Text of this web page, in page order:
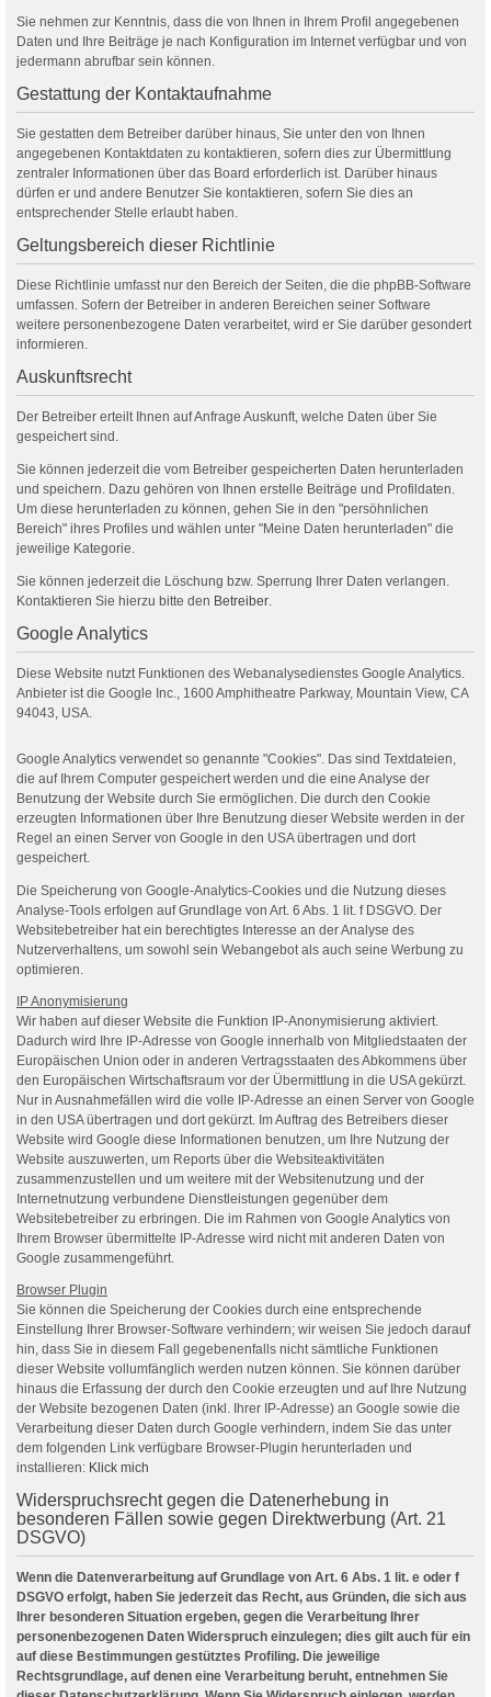
Sie nehmen zur Kenntnis, dass die von Ihnen in Ihrem Profil angegebenen
Daten und Ihre Beiträge je nach Konfiguration im Internet verfügbar und von
jedermann abrufbar sein können.
Gestattung der Kontaktaufnahme
Sie gestatten dem Betreiber darüber hinaus, Sie unter den von Ihnen
angegebenen Kontaktdaten zu kontaktieren, sofern dies zur Übermittlung
zentraler Informationen über das Board erforderlich ist. Darüber hinaus
dürfen er und andere Benutzer Sie kontaktieren, sofern Sie dies an
entsprechender Stelle erlaubt haben.
Geltungsbereich dieser Richtlinie
Diese Richtlinie umfasst nur den Bereich der Seiten, die die phpBB-Software
umfassen. Sofern der Betreiber in anderen Bereichen seiner Software
weitere personenbezogene Daten verarbeitet, wird er Sie darüber gesondert
informieren.
Auskunftsrecht
Der Betreiber erteilt Ihnen auf Anfrage Auskunft, welche Daten über Sie
gespeichert sind.
Sie können jederzeit die vom Betreiber gespeicherten Daten herunterladen
und speichern. Dazu gehören von Ihnen erstelle Beiträge und Profildaten.
Um diese herunterladen zu können, gehen Sie in den "persöhnlichen
Bereich" ihres Profiles und wählen unter "Meine Daten herunterladen" die
jeweilige Kategorie.
Sie können jederzeit die Löschung bzw. Sperrung Ihrer Daten verlangen.
Kontaktieren Sie hierzu bitte den Betreiber.
Google Analytics
Diese Website nutzt Funktionen des Webanalysedienstes Google Analytics.
Anbieter ist die Google Inc., 1600 Amphitheatre Parkway, Mountain View, CA
94043, USA.
Google Analytics verwendet so genannte "Cookies". Das sind Textdateien,
die auf Ihrem Computer gespeichert werden und die eine Analyse der
Benutzung der Website durch Sie ermöglichen. Die durch den Cookie
erzeugten Informationen über Ihre Benutzung dieser Website werden in der
Regel an einen Server von Google in den USA übertragen und dort
gespeichert.
Die Speicherung von Google-Analytics-Cookies und die Nutzung dieses
Analyse-Tools erfolgen auf Grundlage von Art. 6 Abs. 1 lit. f DSGVO. Der
Websitebetreiber hat ein berechtigtes Interesse an der Analyse des
Nutzerverhaltens, um sowohl sein Webangebot als auch seine Werbung zu
optimieren.
IP Anonymisierung
Wir haben auf dieser Website die Funktion IP-Anonymisierung aktiviert.
Dadurch wird Ihre IP-Adresse von Google innerhalb von Mitgliedstaaten der
Europäischen Union oder in anderen Vertragsstaaten des Abkommens über
den Europäischen Wirtschaftsraum vor der Übermittlung in die USA gekürzt.
Nur in Ausnahmefällen wird die volle IP-Adresse an einen Server von Google
in den USA übertragen und dort gekürzt. Im Auftrag des Betreibers dieser
Website wird Google diese Informationen benutzen, um Ihre Nutzung der
Website auszuwerten, um Reports über die Websiteaktivitäten
zusammenzustellen und um weitere mit der Websitenutzung und der
Internetnutzung verbundene Dienstleistungen gegenüber dem
Websitebetreiber zu erbringen. Die im Rahmen von Google Analytics von
Ihrem Browser übermittelte IP-Adresse wird nicht mit anderen Daten von
Google zusammengeführt.
Browser Plugin
Sie können die Speicherung der Cookies durch eine entsprechende
Einstellung Ihrer Browser-Software verhindern; wir weisen Sie jedoch darauf
hin, dass Sie in diesem Fall gegebenenfalls nicht sämtliche Funktionen
dieser Website vollumfänglich werden nutzen können. Sie können darüber
hinaus die Erfassung der durch den Cookie erzeugten und auf Ihre Nutzung
der Website bezogenen Daten (inkl. Ihrer IP-Adresse) an Google sowie die
Verarbeitung dieser Daten durch Google verhindern, indem Sie das unter
dem folgenden Link verfügbare Browser-Plugin herunterladen und
installieren: Klick mich
Widerspruchsrecht gegen die Datenerhebung in
besonderen Fällen sowie gegen Direktwerbung (Art. 21
DSGVO)
Wenn die Datenverarbeitung auf Grundlage von Art. 6 Abs. 1 lit. e oder f
DSGVO erfolgt, haben Sie jederzeit das Recht, aus Gründen, die sich aus
Ihrer besonderen Situation ergeben, gegen die Verarbeitung Ihrer
personenbezogenen Daten Widerspruch einzulegen; dies gilt auch für ein
auf diese Bestimmungen gestütztes Profiling. Die jeweilige
Rechtsgrundlage, auf denen eine Verarbeitung beruht, entnehmen Sie